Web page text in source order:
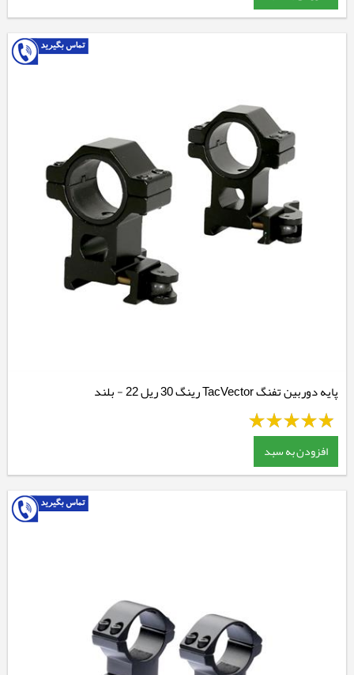
پایه دوربین تفنگ TacVector رینگ 30 ریل 22 - بلند
افزودن به سبد